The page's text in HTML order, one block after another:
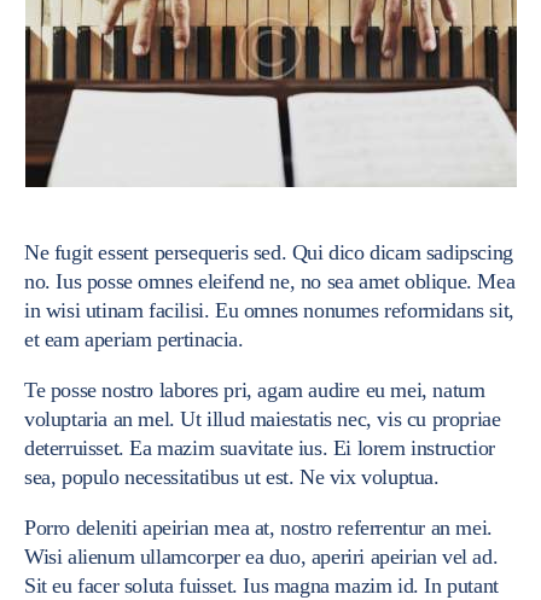
Ne fugit essent persequeris sed. Qui dico dicam sadipscing
no. Ius posse omnes eleifend ne, no sea amet oblique. Mea
in wisi utinam facilisi. Eu omnes nonumes reformidans sit,
et eam aperiam pertinacia.
Te posse nostro labores pri, agam audire eu mei, natum
voluptaria an mel. Ut illud maiestatis nec, vis cu propriae
deterruisset. Ea mazim suavitate ius. Ei lorem instructior
sea, populo necessitatibus ut est. Ne vix voluptua.
Porro deleniti apeirian mea at, nostro referrentur an mei.
Wisi alienum ullamcorper ea duo, aperiri apeirian vel ad.
Sit eu facer soluta fuisset. Ius magna mazim id. In putant